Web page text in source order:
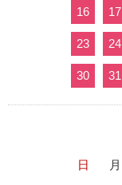
16 17
23 24
30 31
日 月